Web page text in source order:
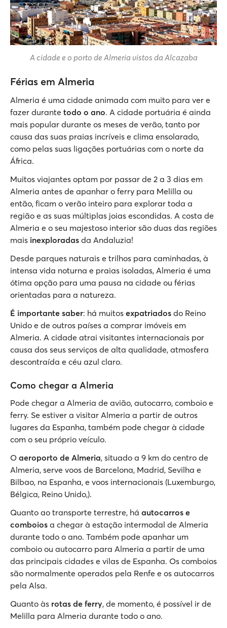
A cidade e o porto de Almeria vistos da Alcazaba
Férias em Almeria
Almeria é uma cidade animada com muito para ver e
fazer durante todo o ano. A cidade portuária é ainda
mais popular durante os meses de verão, tanto por
causa das suas praias incríveis e clima ensolarado,
como pelas suas ligações portuárias com o norte da
África.
Muitos viajantes optam por passar de 2 a 3 dias em
Almeria antes de apanhar o ferry para Melilla ou
então, ficam o verão inteiro para explorar toda a
região e as suas múltiplas joias escondidas. A costa de
Almeria e o seu majestoso interior são duas das regiões
mais inexploradas da Andaluzia!
Desde parques naturais e trilhos para caminhadas, à
intensa vida noturna e praias isoladas, Almeria é uma
ótima opção para uma pausa na cidade ou férias
orientadas para a natureza.
É importante saber: há muitos expatriados do Reino
Unido e de outros países a comprar imóveis em
Almeria. A cidade atrai visitantes internacionais por
causa dos seus serviços de alta qualidade, atmosfera
descontraída e céu azul claro.
Como chegar a Almeria
Pode chegar a Almeria de avião, autocarro, comboio e
ferry. Se estiver a visitar Almeria a partir de outros
lugares da Espanha, também pode chegar à cidade
com o seu próprio veículo.
O aeroporto de Almeria, situado a 9 km do centro de
Almeria, serve voos de Barcelona, Madrid, Sevilha e
Bilbao, na Espanha, e voos internacionais (Luxemburgo,
Bélgica, Reino Unido,).
Quanto ao transporte terrestre, há autocarros e
comboios a chegar à estação intermodal de Almeria
durante todo o ano. Também pode apanhar um
comboio ou autocarro para Almeria a partir de uma
das principais cidades e vilas de Espanha. Os comboios
são normalmente operados pela Renfe e os autocarros
pela Alsa.
Quanto às rotas de ferry, de momento, é possível ir de
Melilla para Almeria durante todo o ano.